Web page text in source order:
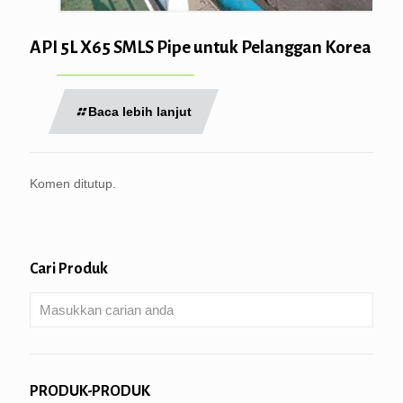
API 5L X65 SMLS Pipe untuk Pelanggan Korea
Baca lebih lanjut
Komen ditutup.
Cari Produk
PRODUK-PRODUK